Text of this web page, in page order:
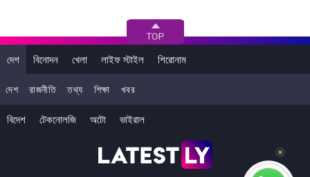
দেশ বিনোদন খেলা লাইফ স্টাইল শিরোনাম
দেশ রাজনীতি তথ্য শিক্ষা খবর
বিদেশ টেকনোলজি অটো ভাইরাল